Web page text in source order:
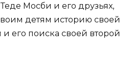
Мосби и его друзьях,
детям историю своей
его поиска своей второй